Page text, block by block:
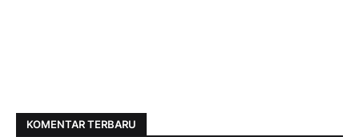
KOMENTAR TERBARU